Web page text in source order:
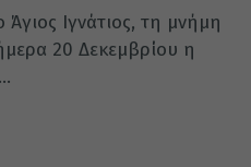
Άγιος Ιγνάτιος, τη μνήμη
20 Δεκεμβρίου η